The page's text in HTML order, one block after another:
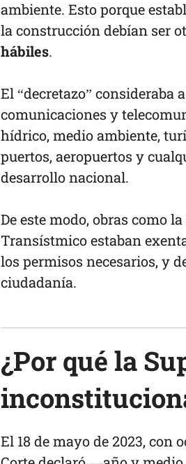
ambiente. Esto porque
la construcción debían ser
hábiles.
El “decretazo” consideraba
comunicaciones y
hídrico, medio ambiente,
puertos, aeropuertos y
desarrollo nacional.
De este modo, obras como
Transístmico estaban
los permisos necesarios, y
ciudadanía.
¿Por qué la
El 18 de mayo de 2023, con